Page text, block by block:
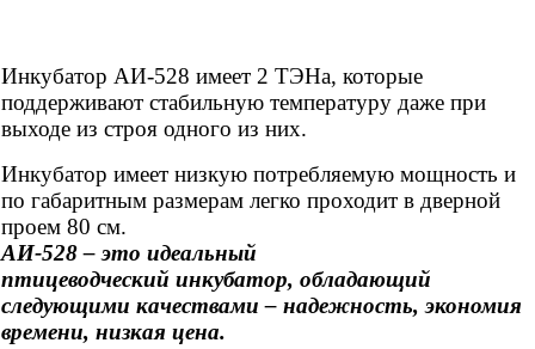
Инкубатор АИ-528 имеет 2 ТЭНа, которые
поддерживают стабильную температуру даже при
выходе из строя одного из них.
Инкубатор имеет низкую потребляемую мощность и
по габаритным размерам легко проходит в дверной
проем 80 см.
АИ-528 – это идеальный
птицеводческий инкубатор, обладающий
следующими качествами – надежность, экономия
времени, низкая цена.